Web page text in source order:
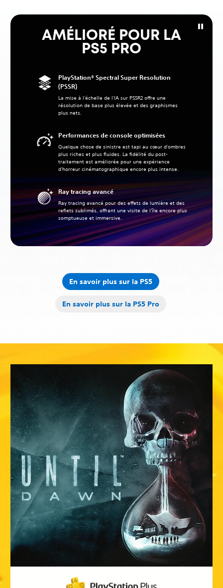
AMÉLIORÉ POUR LA
PS5 PRO
PlayStation® Spectral Super Resolution
(PSSR)
La mise à l'échelle de l'IA sur PSSR2 offre une
résolution de base plus élevée et des graphismes
plus nets.
Performances de console optimisées
Quelque chose de sinistre est tapi au cœur d'ombres
plus riches et plus fluides. La fidélité du post-
traitement est améliorée pour une expérience
d'horreur cinématographique encore plus intense.
Ray tracing avancé
Ray tracing avancé pour des effets de lumière et des
reflets sublimés, offrant une visite de l'île encore plus
somptueuse et immersive.
En savoir plus sur la PS5
En savoir plus sur la PS5 Pro